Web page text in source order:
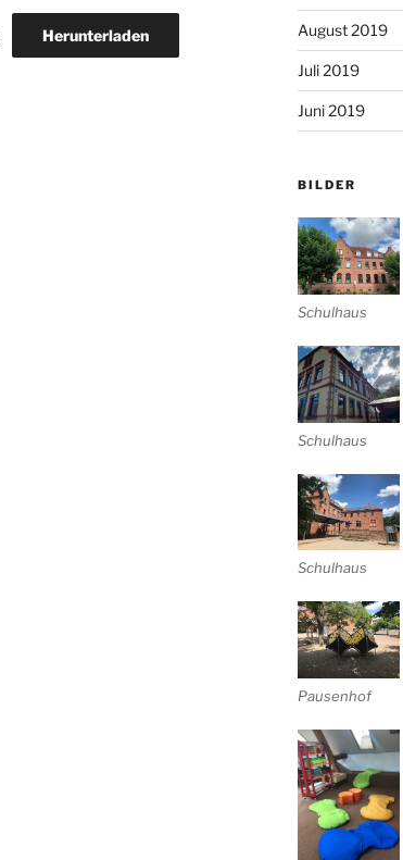
Herunterladen August 2019
Juli 2019
Juni 2019
BILDER
Schulhaus
Schulhaus
Schulhaus
Pausenhof